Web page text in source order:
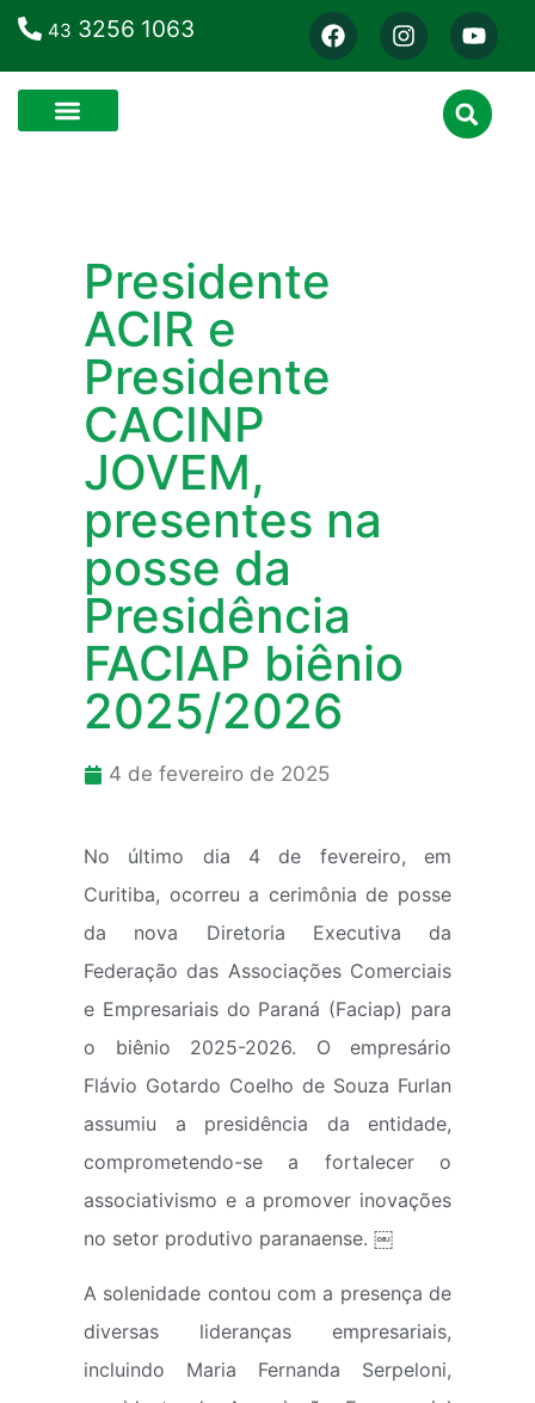
43 3256 1063
Presidente
ACIR e
Presidente
CACINP
JOVEM,
presentes na
posse da
Presidência
FACIAP biênio
2025/2026
4 de fevereiro de 2025
No último dia 4 de fevereiro, em
Curitiba, ocorreu a cerimônia de posse
da nova Diretoria Executiva da
Federação das Associações Comerciais
e Empresariais do Paraná (Faciap) para
o biênio 2025-2026. O empresário
Flávio Gotardo Coelho de Souza Furlan
assumiu a presidência da entidade,
comprometendo-se a fortalecer o
associativismo e a promover inovações
no setor produtivo paranaense. ￼
A solenidade contou com a presença de
diversas lideranças empresariais,
incluindo Maria Fernanda Serpeloni,